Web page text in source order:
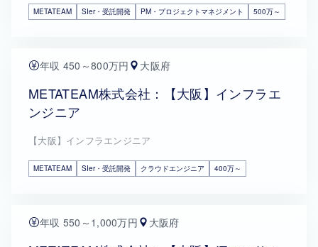
METATEAM SIer・受託開発 PM・プロジェクトマネジメント 500万～
年収 450～800万円 大阪府
METATEAM株式会社：【大阪】インフラエ
ンジニア
【大阪】インフラエンジニア
METATEAM SIer・受託開発 クラウドエンジニア 400万～
年収 550～1,000万円 大阪府